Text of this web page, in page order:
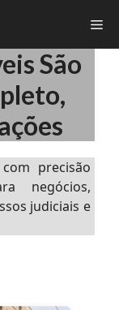
São
precisão
negócios,
judiciais e